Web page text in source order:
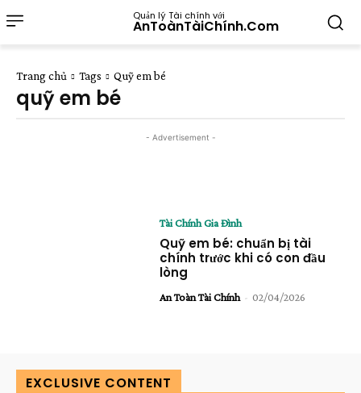
Quản lý Tài chính với
AnToànTàiChính.Com
Trang chủ Tags Quỹ em bé
quỹ em bé
- Advertisement -
Tài Chính Gia Đình
Quỹ em bé: chuẩn bị tài
chính trước khi có con đầu
lòng
An Toàn Tài Chính - 02/04/2026
EXCLUSIVE CONTENT